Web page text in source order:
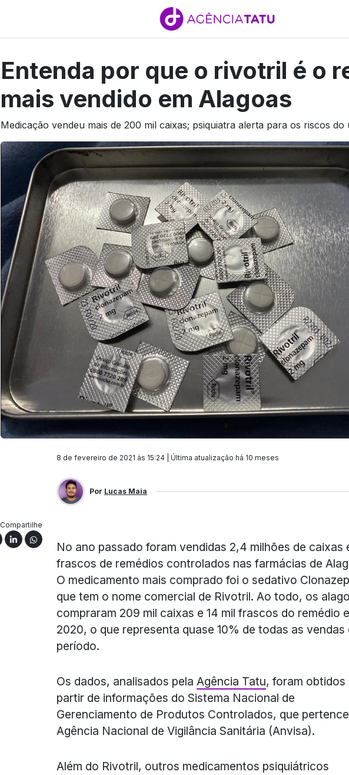
Entenda por que o rivotril é o
mais vendido em Alagoas
Medicação vendeu mais de 200 mil caixas; psiquiatra alerta para os riscos do
8 de fevereiro de 2021 às 15:24 | Última atualização há 10 meses
Por Lucas Maia
Compartilhe
No ano passado foram vendidas 2,4 milhões de caixas
frascos de remédios controlados nas farmácias de
O medicamento mais comprado foi o sedativo
que tem o nome comercial de Rivotril. Ao todo, os
compraram 209 mil caixas e 14 mil frascos do remédio
2020, o que representa quase 10% de todas as vendas
período.
Os dados, analisados pela Agência Tatu, foram obtidos
partir de informações do Sistema Nacional de
Gerenciamento de Produtos Controlados, que
Agência Nacional de Vigilância Sanitária (Anvisa).
Além do Rivotril, outros medicamentos psiquiátricos